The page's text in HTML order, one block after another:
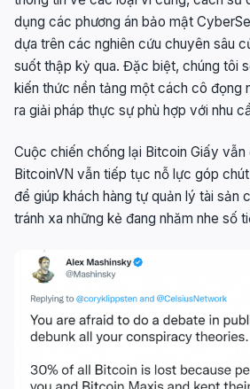
dụng các phương án bảo mật
dựa trên các nghiên cứu chuyên sâu
suốt thập kỷ qua. Đặc biệt, chúng tôi
kiến thức nền tảng một cách cô đọng
ra giải pháp thực sự phù hợp với nhu
Cuộc chiến chống lại Bitcoin Giấy vẫn
BitcoinVN vẫn tiếp tục nỗ lực góp
để giúp khách hàng tự quản lý tài sản
tránh xa những kẻ đang nhăm nhe số